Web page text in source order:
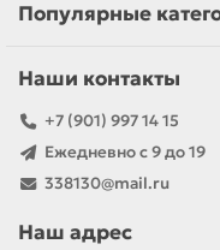
Популярные
Наши контакты
+7 (901) 997 14 15
Ежедневно с 9 до 19
338130@mail.ru
Наш адрес